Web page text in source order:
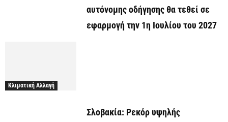
αυτόνομης οδήγησης θα τεθεί σε
εφαρμογή την 1η Ιουλίου του 2027
Κλιματική Αλλαγή
Σλοβακία: Ρεκόρ υψηλής